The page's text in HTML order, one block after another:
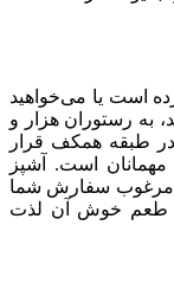
است یا می‌خواهید
به رستوران هزار و
طبقه همکف قرار
خدمت به مهمانان است. آشپز
و مرغوب سفارش شما
طعم خوش آن لذت